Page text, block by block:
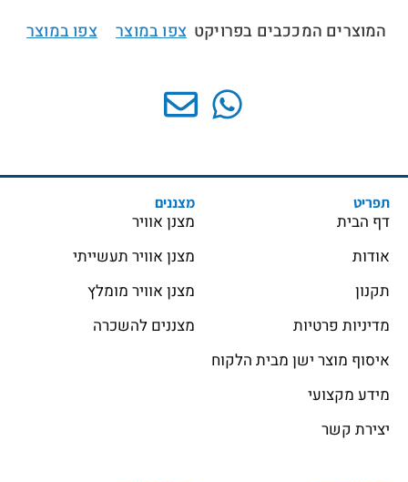
המוצרים המככבים בפרויקט צפו במוצר צפו במוצר
תפריט
דף הבית
אודות
תקנון
מדיניות פרטיות
איסוף מוצר ישן מבית הלקוח
מידע מקצועי
יצירת קשר
מצננים
מצנן אוויר
מצנן אוויר תעשייתי
מצנן אוויר מומלץ
מצננים להשכרה